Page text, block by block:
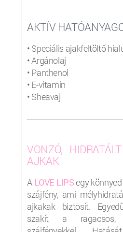
AKTÍV
• Speciális ajakfeltöltő
• Argánolaj
• Panthenol
• E-vitamin
• Sheavaj
VONZÓ,
AJKAK
A LOVE LIPSegy
szájfény, ami
ajkakak biztosít. E
szakít a ragacsos,